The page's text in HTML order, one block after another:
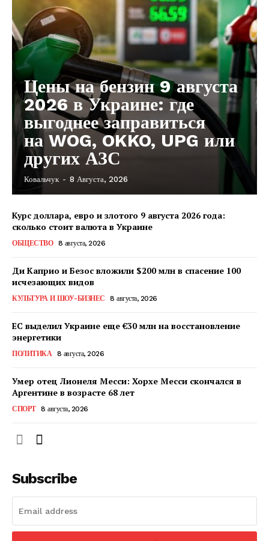
Цены на бензин 9 августа
2026 в Украине: где
выгоднее заправиться
на WOG, OKKO, UPG или
других АЗС
Ковальчук - 8 Августа, 2026
Курс доллара, евро и злотого 9 августа 2026 года:
сколько стоит валюта в Украине
ОБЩЕСТВО 8 августа, 2026
Ди Каприо и Безос вложили $200 млн в спасение 100
исчезающих видов
КУЛЬТУРА И ШОУ-БИЗНЕС 8 августа, 2026
ЕС выделил Украине еще €30 млн на восстановление
энергетики
ПОЛИТИКА 8 августа, 2026
Умер отец Лионеля Месси: Хорхе Месси скончался в
Аргентине в возрасте 68 лет
СПОРТ 8 августа, 2026
Subscribe